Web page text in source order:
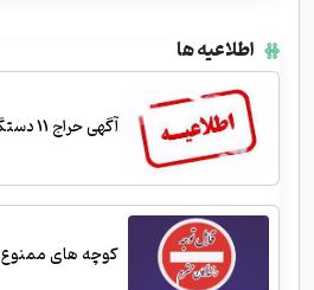
اطلاعیه ها
آگهی حراج 11 دستگاه ماشین آلات عمرانی
کوچه های ممنوع